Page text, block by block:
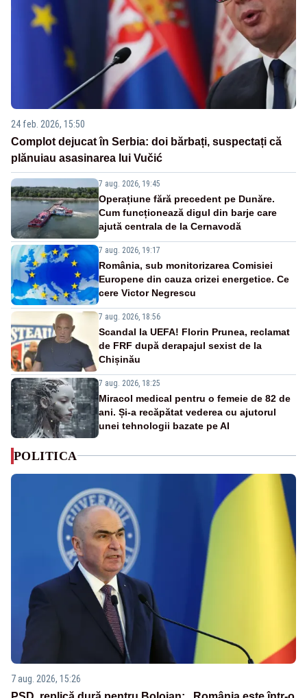
24 feb. 2026, 15:50
Complot dejucat în Serbia: doi bărbați, suspectați că
plănuiau asasinarea lui Vučić
7 aug. 2026, 19:45
Operațiune fără precedent pe Dunăre.
Cum funcționează digul din barje care
ajută centrala de la Cernavodă
7 aug. 2026, 19:17
România, sub monitorizarea Comisiei
Europene din cauza crizei energetice. Ce
cere Victor Negrescu
7 aug. 2026, 18:56
Scandal la UEFA! Florin Prunea, reclamat
de FRF după derapajul sexist de la
Chișinău
7 aug. 2026, 18:25
Miracol medical pentru o femeie de 82 de
ani. Și-a recăpătat vederea cu ajutorul
unei tehnologii bazate pe AI
POLITICA
7 aug. 2026, 15:26